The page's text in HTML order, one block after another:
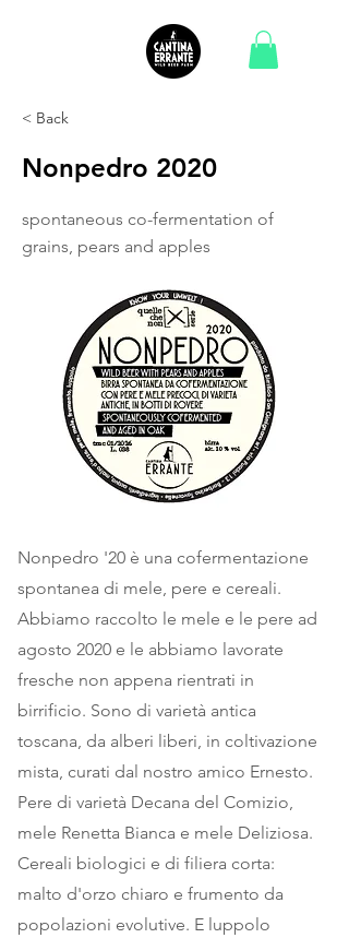
< Back
Nonpedro 2020
spontaneous co-fermentation of
grains, pears and apples
Nonpedro '20 è una cofermentazione
spontanea di mele, pere e cereali.
Abbiamo raccolto le mele e le pere ad
agosto 2020 e le abbiamo lavorate
fresche non appena rientrati in
birrificio. Sono di varietà antica
toscana, da alberi liberi, in coltivazione
mista, curati dal nostro amico Ernesto.
Pere di varietà Decana del Comizio,
mele Renetta Bianca e mele Deliziosa.
Cereali biologici e di filiera corta:
malto d'orzo chiaro e frumento da
popolazioni evolutive. E luppolo